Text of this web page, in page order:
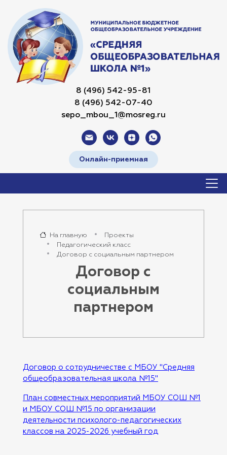
8 (496) 542-95-81
8 (496) 542-07-40
sepo_mbou_1@mosreg.ru
Онлайн-приемная
На главную
Проекты
Педагогический класс
Договор с социальным партнером
Договор с
социальным
партнером
Договор о сотрудничестве с МБОУ "Средняя
общеобразовательная школа №15"
План совместных мероприятий МБОУ СОШ №1
и МБОУ СОШ №15 по организации
деятельности психолого-педагогических
классов на 2025-2026 учебный год